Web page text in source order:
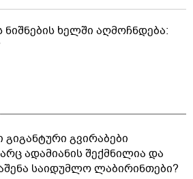
ხელში აღმოჩნდება:
გიგანტური გვირაბები
ადამიანის შექმნილია და
საიდუმლო ლაბირინთები?